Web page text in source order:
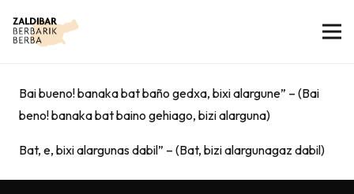
Bai bueno! banaka bat baño gedxa, bixi alargune” – (Bai
beno! banaka bat baino gehiago, bizi alarguna)
Bat, e, bixi alargunas dabil” – (Bat, bizi alargunagaz dabil)